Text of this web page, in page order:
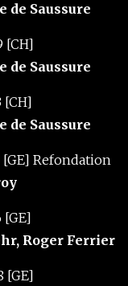
de Saussure
[CH]
de Saussure
[CH]
de Saussure
[GE] Refondation
[GE]
Roger Ferrier
[GE]